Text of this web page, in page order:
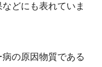
どにも表れていま
の原因物質である